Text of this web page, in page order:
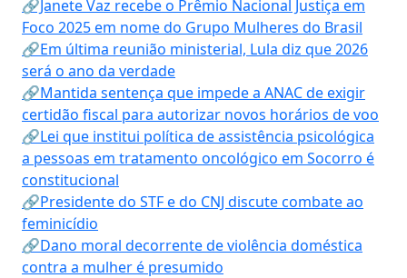
🔗Janete Vaz recebe o Prêmio Nacional Justiça em
Foco 2025 em nome do Grupo Mulheres do Brasil
🔗Em última reunião ministerial, Lula diz que 2026
será o ano da verdade
🔗Mantida sentença que impede a ANAC de exigir
certidão fiscal para autorizar novos horários de voo
🔗Lei que institui política de assistência psicológica
a pessoas em tratamento oncológico em Socorro é
constitucional
🔗Presidente do STF e do CNJ discute combate ao
feminicídio
🔗Dano moral decorrente de violência doméstica
contra a mulher é presumido